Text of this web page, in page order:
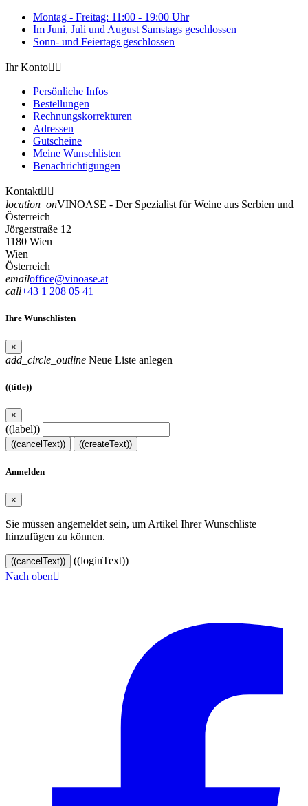
Montag - Freitag: 11:00 - 19:00 Uhr
Im Juni, Juli und August Samstags geschlossen
Sonn- und Feiertags geschlossen
Ihr Konto 
Persönliche Infos
Bestellungen
Rechnungskorrekturen
Adressen
Gutscheine
Meine Wunschlisten
Benachrichtigungen
Kontakt 
location_onVINOASE - Der Spezialist für Weine aus Serbien und
Österreich
Jörgerstraße 12
1180 Wien
Wien
Österreich
emailoffice@vinoase.at
call+43 1 208 05 41
Ihre Wunschlisten
×
add_circle_outline Neue Liste anlegen
((title))
×
((label))
((cancelText)) ((createText))
Anmelden
×
Sie müssen angemeldet sein, um Artikel Ihrer Wunschliste
hinzufügen zu können.
((cancelText))
((loginText))
Nach oben